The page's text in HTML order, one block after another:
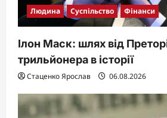
Людина Суспільство Фінанси
Ілон Маск: шлях від
трильйонера в історії
Стаценко Ярослав 06.08.2026